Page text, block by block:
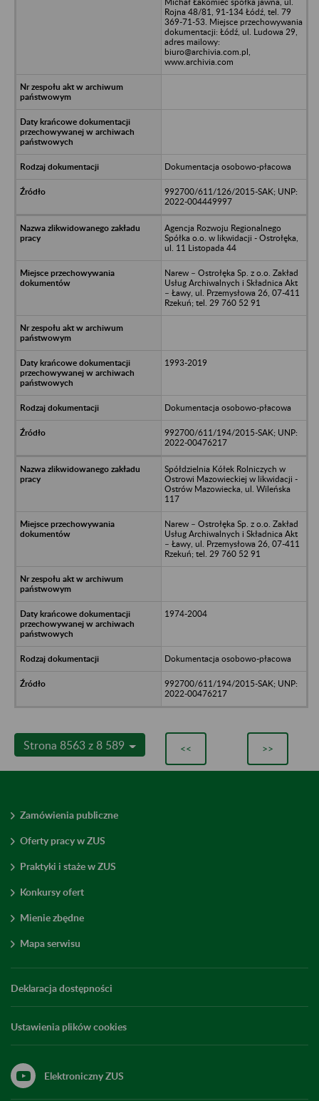
Rojna 48/81, 91-134 Łódź, tel. 79
369-71-53. Miejsce przechowywania
dokumentacji: Łódź, ul. Ludowa 29,
adres mailowy:
biuro@archivia.com.pl,
www.archivia.com
Dokumentacja osobowo-płacowa
992700/611/126/2015-SAK; UNP:
2022-004449997
Agencja Rozwoju Regionalnego
Spółka o.o. w likwidacji - Ostrołęka,
ul. 11 Listopada 44
Narew – Ostrołęka Sp. z o.o. Zakład
Usług Archiwalnych i Składnica Akt
– Ławy, ul. Przemysłowa 26, 07-411
Rzekuń; tel. 29 760 52 91
1993-2019
Dokumentacja osobowo-płacowa
992700/611/194/2015-SAK; UNP:
2022-00476217
Spółdzielnia Kółek Rolniczych w
Ostrowi Mazowieckiej w likwidacji -
Ostrów Mazowiecka, ul. Wileńska
117
Narew – Ostrołęka Sp. z o.o. Zakład
Usług Archiwalnych i Składnica Akt
– Ławy, ul. Przemysłowa 26, 07-411
Rzekuń; tel. 29 760 52 91
1974-2004
Dokumentacja osobowo-płacowa
992700/611/194/2015-SAK; UNP:
2022-00476217
Strona 8563 z 8 589 << >>
Zamówienia publiczne
Oferty pracy w ZUS
Praktyki i staże w ZUS
Konkursy ofert
Mienie zbędne
Mapa serwisu
Deklaracja dostępności
Ustawienia plików cookies
Elektroniczny ZUS